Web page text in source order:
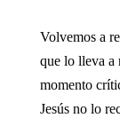
Volvemos a
que lo lleva a
momento
Jesús no lo